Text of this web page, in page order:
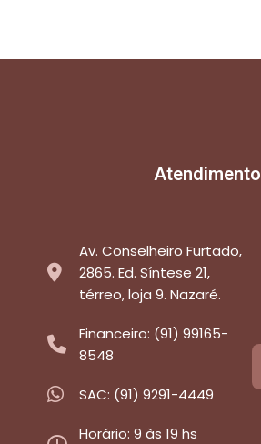
Atendimento
Av. Conselheiro Furtado,
2865. Ed. Síntese 21,
térreo, loja 9. Nazaré.
Financeiro: (91) 99165-
8548
SAC: (91) 9291-4449
Horário: 9 às 19 hs